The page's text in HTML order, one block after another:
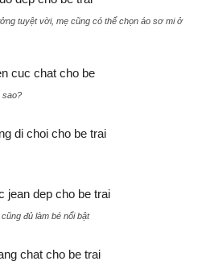
tuyệt vời, mẹ cũng có thể chọn áo sơ mi ở
sao?
đủ làm bé nổi bật